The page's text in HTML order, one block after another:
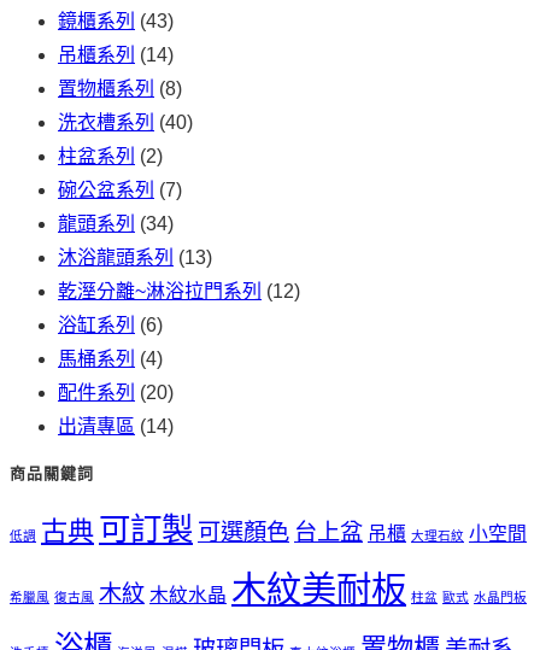
鏡櫃系列 (43)
吊櫃系列 (14)
置物櫃系列 (8)
洗衣槽系列 (40)
柱盆系列 (2)
碗公盆系列 (7)
龍頭系列 (34)
沐浴龍頭系列 (13)
乾溼分離~淋浴拉門系列 (12)
浴缸系列 (6)
馬桶系列 (4)
配件系列 (20)
出清專區 (14)
商品關鍵詞
低調 古典 可訂製 可選顏色 台上盆 吊櫃 大理石紋 小空間
希臘風 復古風 木紋 木紋水晶 木紋美耐板 柱盆 歐式 水晶門板